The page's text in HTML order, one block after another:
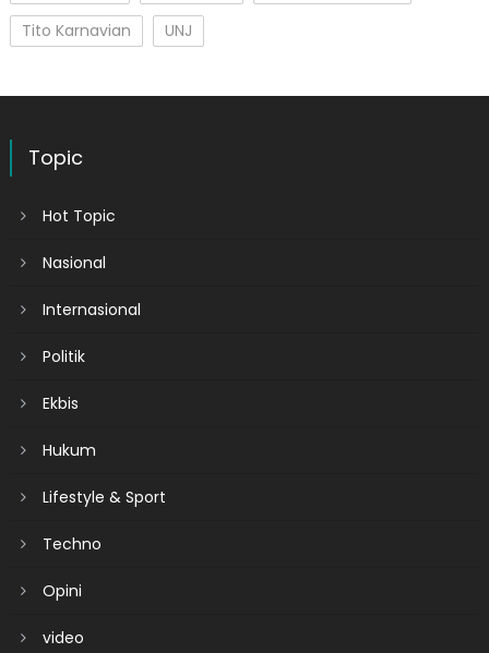
Tito Karnavian
UNJ
Topic
Hot Topic
Nasional
Internasional
Politik
Ekbis
Hukum
Lifestyle & Sport
Techno
Opini
video